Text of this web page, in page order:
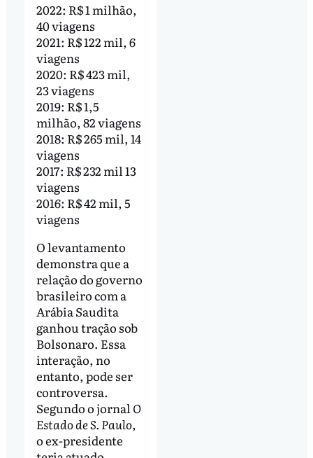
2022: R$ 1 milhão,
40 viagens
2021: R$ 122 mil, 6
viagens
2020: R$ 423 mil,
23 viagens
2019: R$ 1,5
milhão, 82 viagens
2018: R$ 265 mil, 14
viagens
2017: R$ 232 mil 13
viagens
2016: R$ 42 mil, 5
viagens
O levantamento
demonstra que a
relação do governo
brasileiro com a
Arábia Saudita
ganhou tração sob
Bolsonaro. Essa
interação, no
entanto, pode ser
controversa.
Segundo o jornalO
Estado de S. Paulo,
o ex-presidente